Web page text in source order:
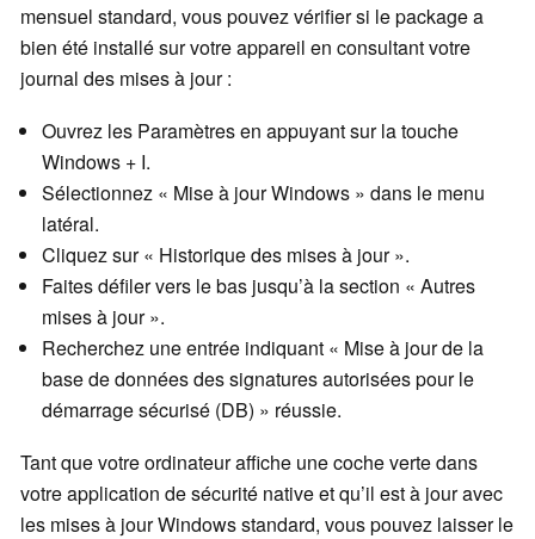
mensuel standard, vous pouvez vérifier si le package a
bien été installé sur votre appareil en consultant votre
journal des mises à jour :
Ouvrez les Paramètres en appuyant sur la touche
Windows + I.
Sélectionnez « Mise à jour Windows » dans le menu
latéral.
Cliquez sur « Historique des mises à jour ».
Faites défiler vers le bas jusqu’à la section « Autres
mises à jour ».
Recherchez une entrée indiquant « Mise à jour de la
base de données des signatures autorisées pour le
démarrage sécurisé (DB) » réussie.
Tant que votre ordinateur affiche une coche verte dans
votre application de sécurité native et qu’il est à jour avec
les mises à jour Windows standard, vous pouvez laisser le